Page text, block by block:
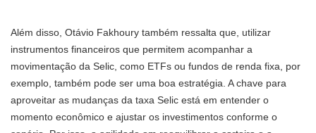
Além disso, Otávio Fakhoury também ressalta que, utilizar
instrumentos financeiros que permitem acompanhar a
movimentação da Selic, como ETFs ou fundos de renda fixa, por
exemplo, também pode ser uma boa estratégia. A chave para
aproveitar as mudanças da taxa Selic está em entender o
momento econômico e ajustar os investimentos conforme o